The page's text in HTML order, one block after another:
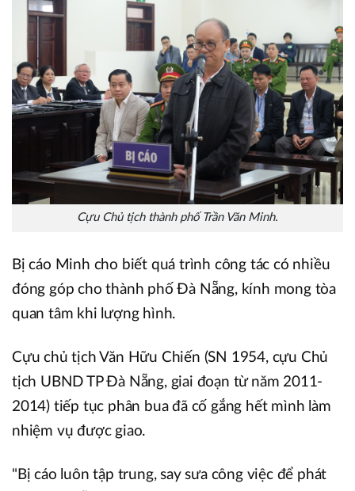
Cựu Chủ tịch thành phố Trần Văn Minh.
Bị cáo Minh cho biết quá trình công tác có nhiều
đóng góp cho thành phố Đà Nẵng, kính mong tòa
quan tâm khi lượng hình.
Cựu chủ tịch Văn Hữu Chiến (SN 1954, cựu Chủ
tịch UBND TP Đà Nẵng, giai đoạn từ năm 2011-
2014) tiếp tục phân bua đã cố gắng hết mình làm
nhiệm vụ được giao.
"Bị cáo luôn tập trung, say sưa công việc để phát